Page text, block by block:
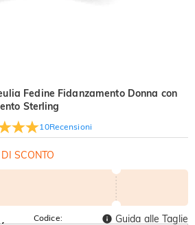
Fedine Fidanzamento Donna con
Sterling
10Recensioni
SCONTO
Codice:
Guida alle Taglie